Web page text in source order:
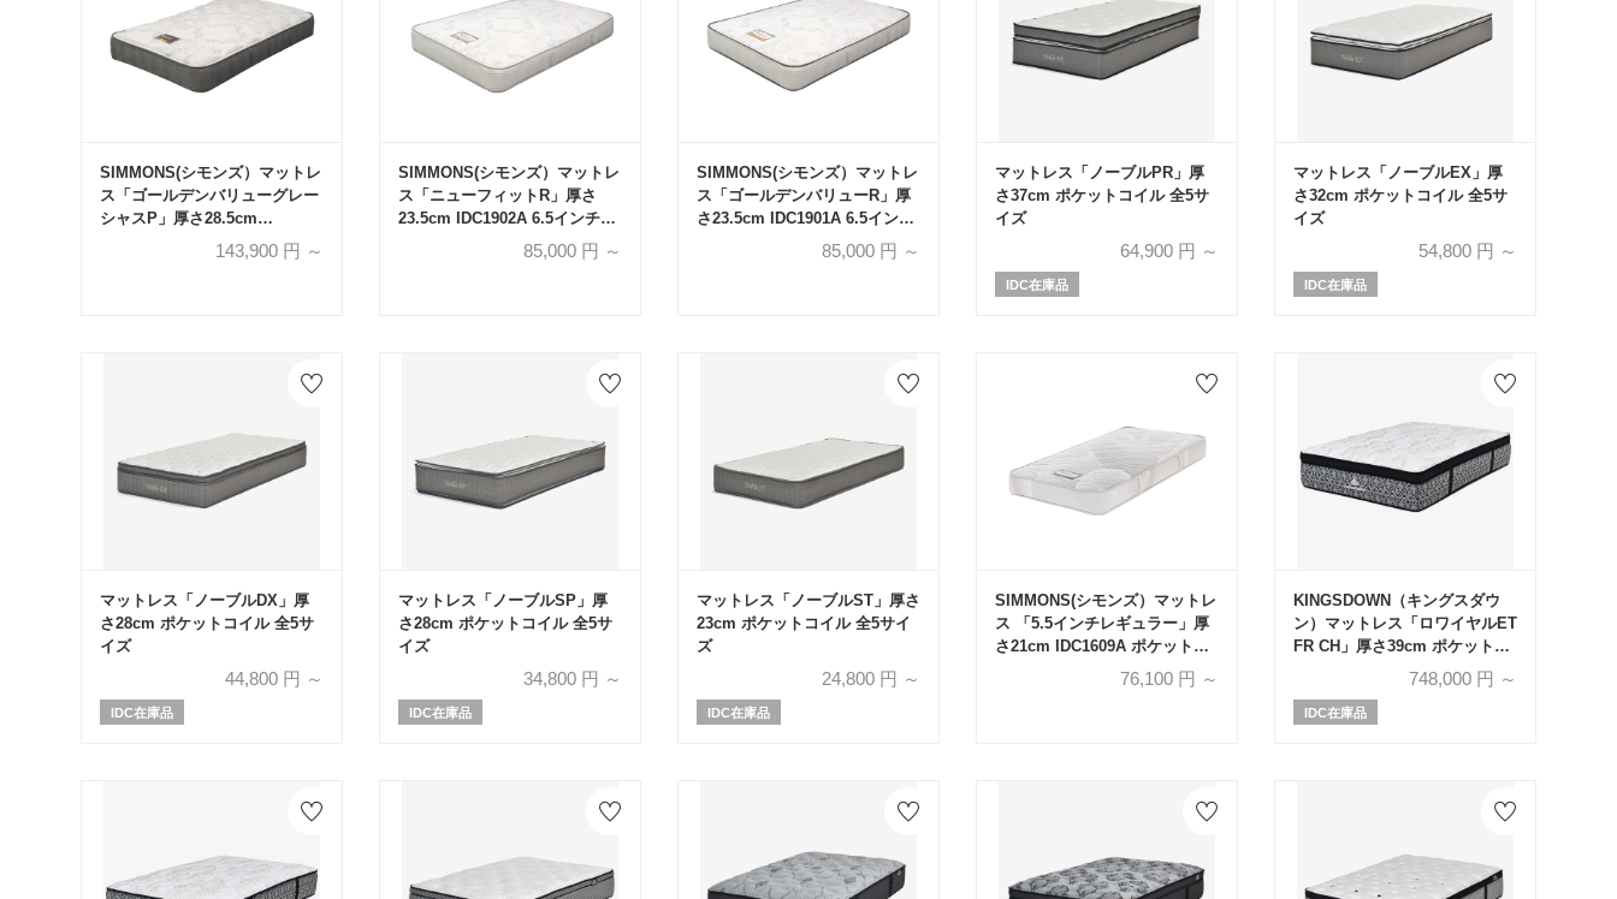
SIMMONS(シモンズ）マットレ
ス「ゴールデンバリューグレー
シャスP」厚さ28.5cm
IDC1903A 6.5インチポケットコ
143,900円 ～
SIMMONS(シモンズ）マットレ
ス「ニューフィットR」厚さ
23.5cm IDC1902A 6.5インチポ
ケットコイル 全6サイズ
85,000円 ～
SIMMONS(シモンズ）マットレ
ス「ゴールデンバリューR」厚
さ23.5cm IDC1901A 6.5インチ
ポケットコイル 全6サイズ
85,000 円 ～
マットレス「ノーブルPR」厚
さ37cm ポケットコイル 全5サ
イズ
64,900 円 ～
IDC在庫品
マットレス「ノーブルEX」厚
さ32cm ポケットコイル 全5サ
イズ
54,800 円 ～
IDC在庫品
マットレス「ノーブルDX」厚
さ28cm ポケットコイル 全5サ
イズ
44,800円 ～
IDC在庫品
マットレス「ノーブルSP」厚
さ28cm ポケットコイル 全5サ
イズ
34,800円 ～
IDC在庫品
マットレス「ノーブルST」厚さ
23cm ポケットコイル 全5サイ
ズ
24,800 円 ～
IDC在庫品
SIMMONS(シモンズ）マットレ
ス 「5.5インチレギュラー」厚
さ21cm IDC1609A ポケットコ
76,100 円 ～
KINGSDOWN（キングスダウ
ン）マットレス「ロワイヤルET
FR CH」厚さ39cm ポケットコ
748,000 円 ～
IDC在庫品